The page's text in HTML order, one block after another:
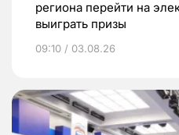
региона перейти на
выиграть призы
09:10 / 03.08.26